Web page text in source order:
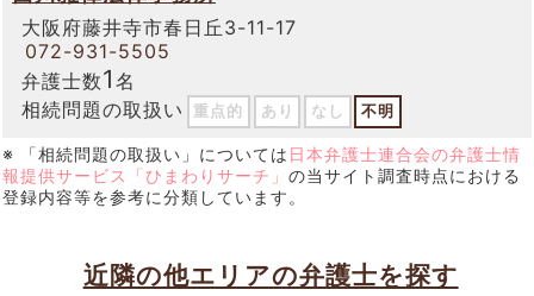
大阪府藤井寺市春日丘3-11-17
072-931-5505
弁護士数1 名
相続問題の取扱い
重点的 あり なし 不明
※ 「相続問題の取扱い」については 日本弁護士連合会の弁護士情
報提供サービス「ひまわりサーチ」 の当サイト調査時点における
登録内容等を参考に分類しています。
近隣の他エリアの弁護士を探す